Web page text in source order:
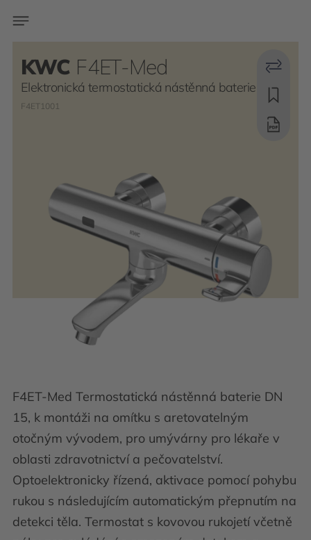
KWC F4ET-Med
Elektronická termostatická nástěnná baterie
F4ET1001
F4ET-Med Termostatická nástěnná baterie DN
15, k montáži na omítku s aretovatelným
otočným vývodem, pro umývárny pro lékaře v
oblasti zdravotnictví a pečovatelství.
Optoelektronicky řízená, aktivace pomocí pohybu
rukou s následujícím automatickým přepnutím na
detekci těla. Termostat s kovovou rukojetí včetně